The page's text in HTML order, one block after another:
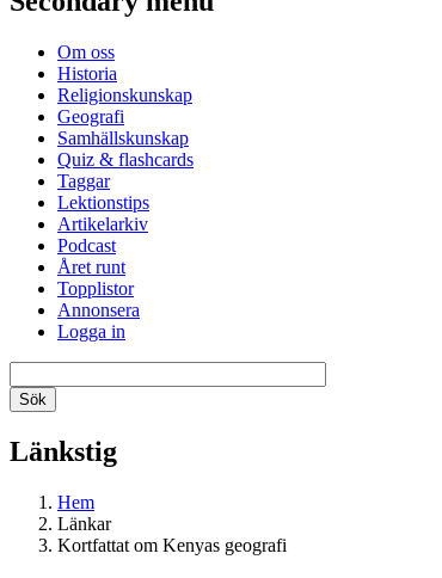
Om oss
Historia
Religionskunskap
Geografi
Samhällskunskap
Quiz & flashcards
Taggar
Lektionstips
Artikelarkiv
Podcast
Året runt
Topplistor
Annonsera
Logga in
Länkstig
Hem
Länkar
Kortfattat om Kenyas geografi